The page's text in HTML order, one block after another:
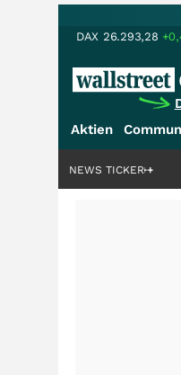
DAX 26.293,28
Aktien
NEWS TICKER